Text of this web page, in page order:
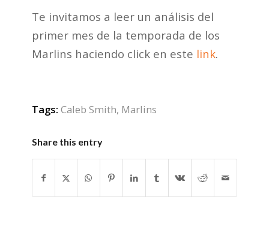
Te invitamos a leer un análisis del
primer mes de la temporada de los
Marlins haciendo click en este link.
Tags: Caleb Smith, Marlins
Share this entry